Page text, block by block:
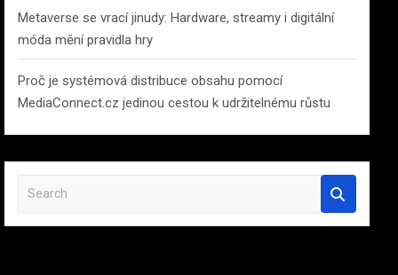
Metaverse se vrací jinudy: Hardware, streamy i digitální
móda mění pravidla hry
Proč je systémová distribuce obsahu pomocí
MediaConnect.cz jedinou cestou k udržitelnému růstu
a